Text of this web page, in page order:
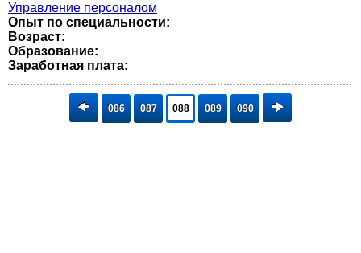
Управление персоналом
Опыт по специальности:
Возраст:
Образование:
Заработная плата:
086 087 088 089 090